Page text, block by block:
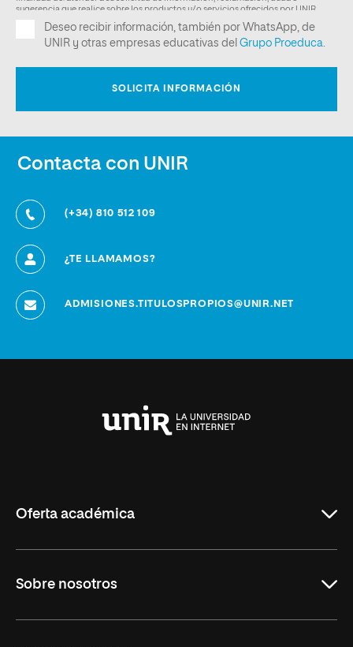
Contacta con UNIR
(+34) 810 512 109
¿TE LLAMAMOS?
ADMISIONES.TITULOSPROPIOS@UNIR.NET
Oferta académica
Másteres Oficiales
Sobre nosotros